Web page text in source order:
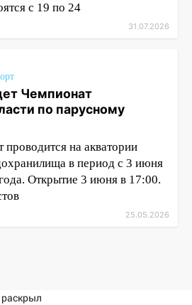
с 19 по 24
31.07.2026
Чемпионат
по парусному
проводится на акватории
в период с 3 июня
Открытие 3 июня в 17:00.
25.05.2026